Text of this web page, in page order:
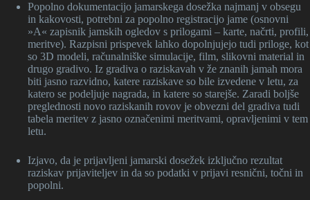
Popolno dokumentacijo jamarskega dosežka najmanj v obsegu
in kakovosti, potrebni za popolno registracijo jame (osnovni
»A« zapisnik jamskih ogledov s prilogami – karte, načrti, profili,
meritve). Razpisni prispevek lahko dopolnjujejo tudi priloge, kot
so 3D modeli, računalniške simulacije, film, slikovni material in
drugo gradivo. Iz gradiva o raziskavah v že znanih jamah mora
biti jasno razvidno, katere raziskave so bile izvedene v letu, za
katero se podeljuje nagrada, in katere so starejše. Zaradi boljše
preglednosti novo raziskanih rovov je obvezni del gradiva tudi
tabela meritev z jasno označenimi meritvami, opravljenimi v tem
letu.
Izjavo, da je prijavljeni jamarski dosežek izključno rezultat
raziskav prijaviteljev in da so podatki v prijavi resnični, točni in
popolni.